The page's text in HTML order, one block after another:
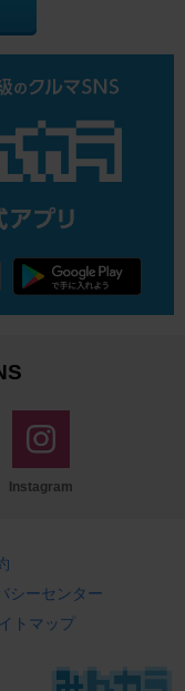
Instagram
シーセンター
トマップ